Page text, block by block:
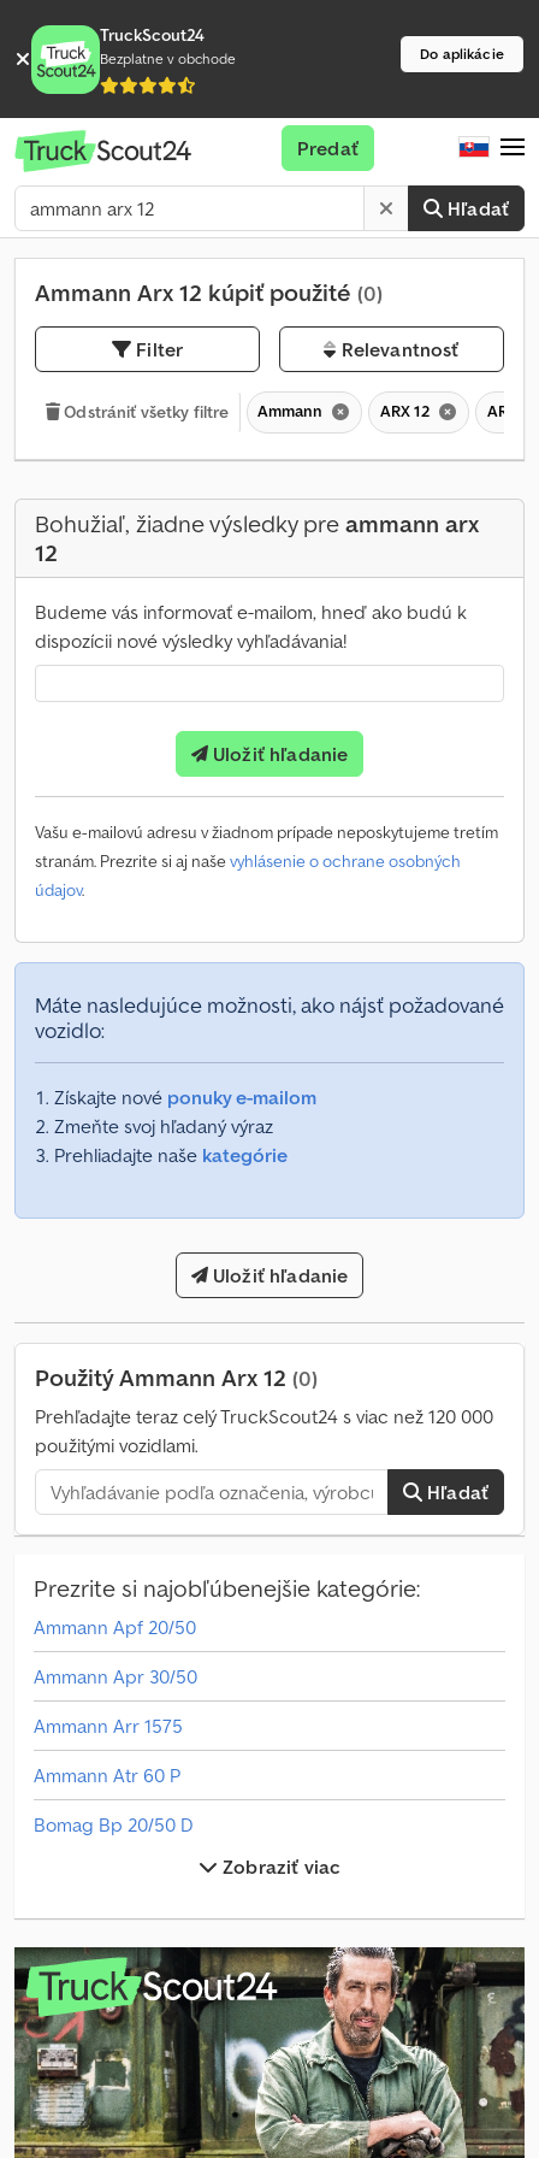
TruckScout24
Bezplatne v obchode Do aplikácie
Hľadať
Predať
Ammann Arx 12 kúpiť použité (0)
Filter Relevantnosť
Odstrániť všetky filtre Ammann ARX 12 ARX
Bohužiaľ, žiadne výsledky preammann arx
12
Budeme vás informovať e-mailom, hneď ako budú k
dispozícii nové výsledky vyhľadávania!
Uložiť hľadanie
Vašu e-mailovú adresu v žiadnom prípade neposkytujeme tretím
stranám. Prezrite si aj naševyhlásenie o ochrane osobných
údajov.
Máte nasledujúce možnosti, ako nájsť požadované
vozidlo:
Získajte nové ponuky e-mailom
Zmeňte svoj hľadaný výraz
Prehliadajte naše kategórie
Uložiť hľadanie
Použitý Ammann Arx 12 (0)
Prehľadajte teraz celý TruckScout24 s viac než 120 000
použitými vozidlami.
Hľadať
Prezrite si najobľúbenejšie kategórie:
Ammann Apf 20/50
Ammann Apr 30/50
Ammann Arr 1575
Ammann Atr 60 P
Bomag Bp 20/50 D
Claas Arion 420
Claas Arion 430
Claas Arion 630
Claas Axion 850
Claas Fl 120
Zobraziť viac